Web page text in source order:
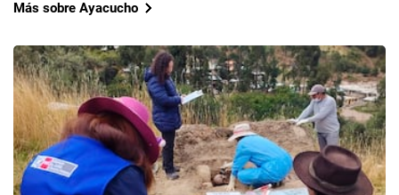
Más sobre Ayacucho